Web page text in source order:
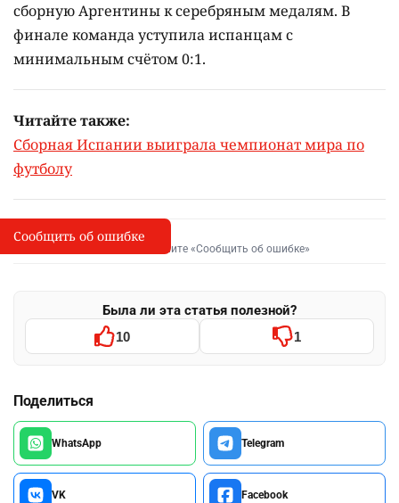
сборную Аргентины к серебряным медалям. В
финале команда уступила испанцам с
минимальным счётом 0:1.
Читайте также:
Сборная Испании выиграла чемпионат мира по
футболу
I
Сообщить об опечатке
Выделите фрагмент и нажмите «Сообщить об ошибке»
Была ли эта статья полезной?
10 1
Поделиться
WhatsApp Telegram
VK Facebook
Сообщить об ошибке